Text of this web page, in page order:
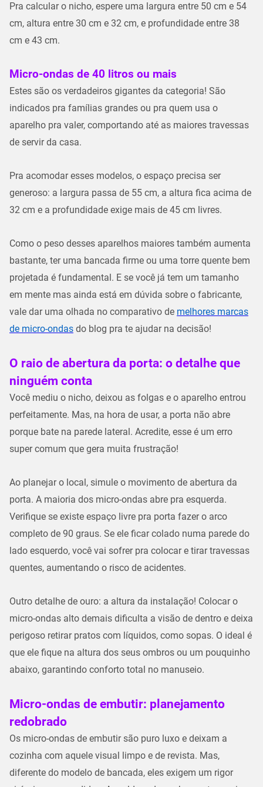
Pra calcular o nicho, espere uma largura entre 50 cm e 54
cm, altura entre 30 cm e 32 cm, e profundidade entre 38
cm e 43 cm.
Micro-ondas de 40 litros ou mais
Estes são os verdadeiros gigantes da categoria! São
indicados pra famílias grandes ou pra quem usa o
aparelho pra valer, comportando até as maiores travessas
de servir da casa.
Pra acomodar esses modelos, o espaço precisa ser
generoso: a largura passa de 55 cm, a altura fica acima de
32 cm e a profundidade exige mais de 45 cm livres.
Como o peso desses aparelhos maiores também aumenta
bastante, ter uma bancada firme ou uma torre quente bem
projetada é fundamental. E se você já tem um tamanho
em mente mas ainda está em dúvida sobre o fabricante,
vale dar uma olhada no comparativo de melhores marcas
de micro-ondas do blog pra te ajudar na decisão!
O raio de abertura da porta: o detalhe que
ninguém conta
Você mediu o nicho, deixou as folgas e o aparelho entrou
perfeitamente. Mas, na hora de usar, a porta não abre
porque bate na parede lateral. Acredite, esse é um erro
super comum que gera muita frustração!
Ao planejar o local, simule o movimento de abertura da
porta. A maioria dos micro-ondas abre pra esquerda.
Verifique se existe espaço livre pra porta fazer o arco
completo de 90 graus. Se ele ficar colado numa parede do
lado esquerdo, você vai sofrer pra colocar e tirar travessas
quentes, aumentando o risco de acidentes.
Outro detalhe de ouro: a altura da instalação! Colocar o
micro-ondas alto demais dificulta a visão de dentro e deixa
perigoso retirar pratos com líquidos, como sopas. O ideal é
que ele fique na altura dos seus ombros ou um pouquinho
abaixo, garantindo conforto total no manuseio.
Micro-ondas de embutir: planejamento
redobrado
Os micro-ondas de embutirsão puro luxo e deixam a
cozinha com aquele visual limpo e de revista. Mas,
diferente do modelo de bancada, eles exigem um rigor